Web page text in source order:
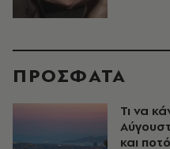
ΠΡΟΣΦΑΤΑ
Τι να
και